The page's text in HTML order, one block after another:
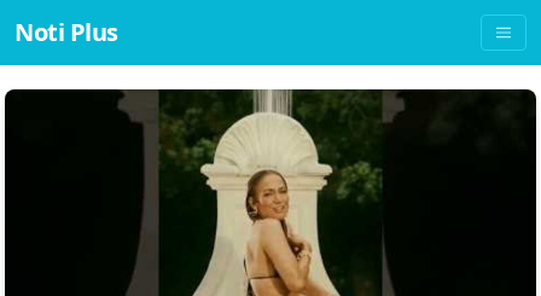
Noti Plus